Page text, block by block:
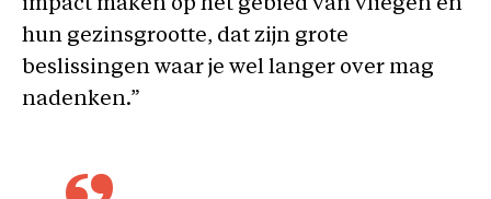
impact maken op het gebied van vliegen en
hun gezinsgrootte, dat zijn grote
beslissingen waar je wel langer over mag
nadenken.”